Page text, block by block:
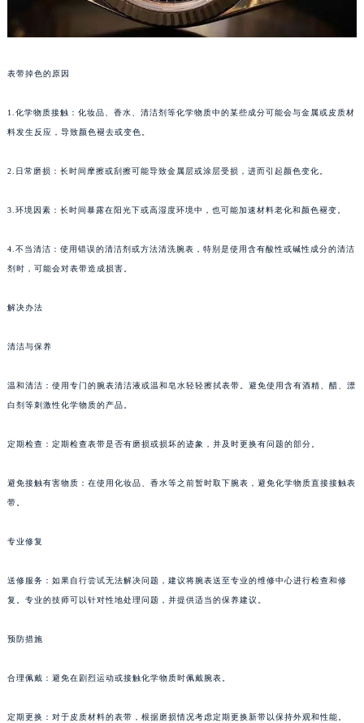
表带掉色的原因
1.化学物质接触：化妆品、香水、清洁剂等化学物质中的某些成分可能会与金属或皮质材
料发生反应，导致颜色褪去或变色。
2.日常磨损：长时间摩擦或刮擦可能导致金属层或涂层受损，进而引起颜色变化。
3.环境因素：长时间暴露在阳光下或高湿度环境中，也可能加速材料老化和颜色褪变。
4.不当清洁：使用错误的清洁剂或方法清洗腕表，特别是使用含有酸性或碱性成分的清洁
剂时，可能会对表带造成损害。
解决办法
清洁与保养
温和清洁：使用专门的腕表清洁液或温和皂水轻轻擦拭表带。避免使用含有酒精、醋、漂
白剂等刺激性化学物质的产品。
定期检查：定期检查表带是否有磨损或损坏的迹象，并及时更换有问题的部分。
避免接触有害物质：在使用化妆品、香水等之前暂时取下腕表，避免化学物质直接接触表
带。
专业修复
送修服务：如果自行尝试无法解决问题，建议将腕表送至专业的维修中心进行检查和修
复。专业的技师可以针对性地处理问题，并提供适当的保养建议。
预防措施
合理佩戴：避免在剧烈运动或接触化学物质时佩戴腕表。
定期更换：对于皮质材料的表带，根据磨损情况考虑定期更换新带以保持外观和性能。